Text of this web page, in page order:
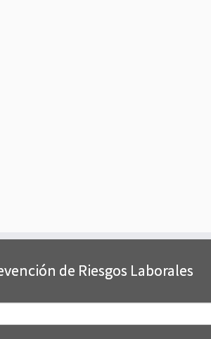
de Riesgos Laborales